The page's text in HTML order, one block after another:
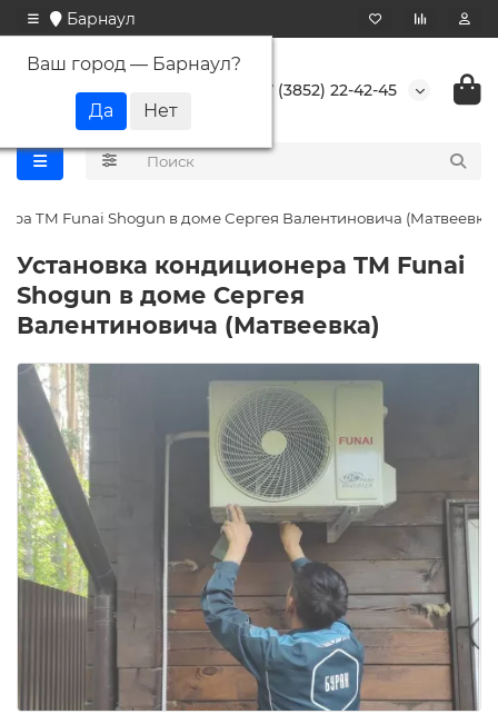
Барнаул
Ваш город — Барнаул?
+7 (3852) 22-42-45
TM Funai Shogun в доме Сергея Валентиновича (Матвеевка)
Установка кондиционера TM Funai
Shogun в доме Сергея
Валентиновича (Матвеевка)